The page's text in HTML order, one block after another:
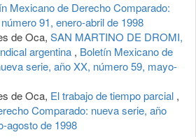
Mexicano de Derecho Comparado:
91, enero-abril de 1998
de Oca, SAN MARTINO DE DROMI,
argentina , Boletín Mexicano de
serie, año XX, número 59, mayo-
de Oca, El trabajo de tiempo parcial ,
Comparado: nueva serie, año
agosto de 1998